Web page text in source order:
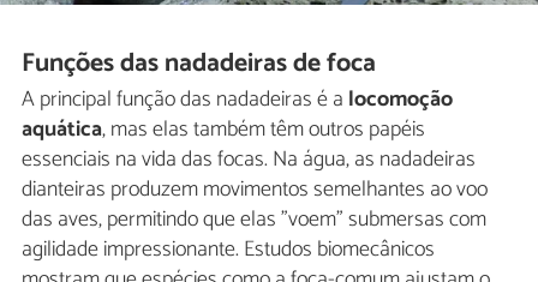
Funções das nadadeiras de foca
A principal função das nadadeiras é a locomoção
aquática, mas elas também têm outros papéis
essenciais na vida das focas. Na água, as nadadeiras
dianteiras produzem movimentos semelhantes ao voo
das aves, permitindo que elas "voem" submersas com
agilidade impressionante. Estudos biomecânicos